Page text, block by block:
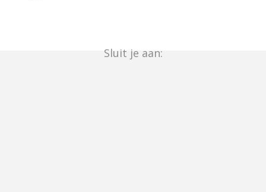
Sluit je aan: